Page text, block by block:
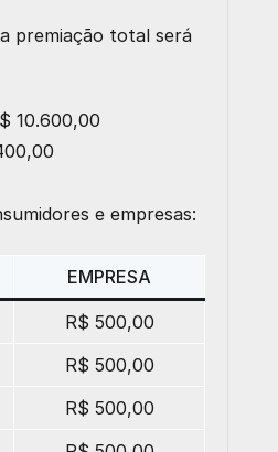
premiação total será
10.600,00
e empresas:
EMPRESA
R$ 500,00
R$ 500,00
R$ 500,00